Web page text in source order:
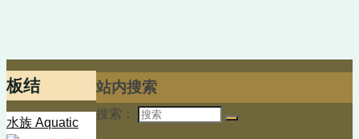
板结
水族 Aquatic
站内搜索
搜索：